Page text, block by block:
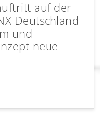
auf der
Deutschland
und
neue